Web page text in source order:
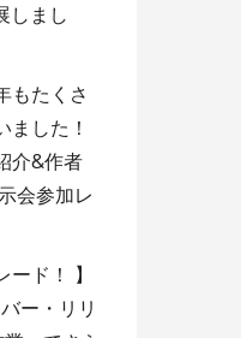
しまし
もたくさ
ました！
介&作者
会参加レ
ード！ 】
ー・リリ